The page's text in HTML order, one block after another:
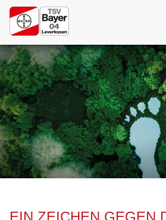
Navigation
überspringen
EIN ZEICHEN GEGEN